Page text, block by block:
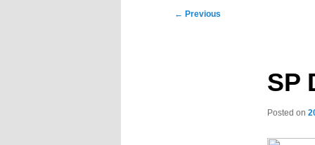
Post
← Previous
SP
Posted on